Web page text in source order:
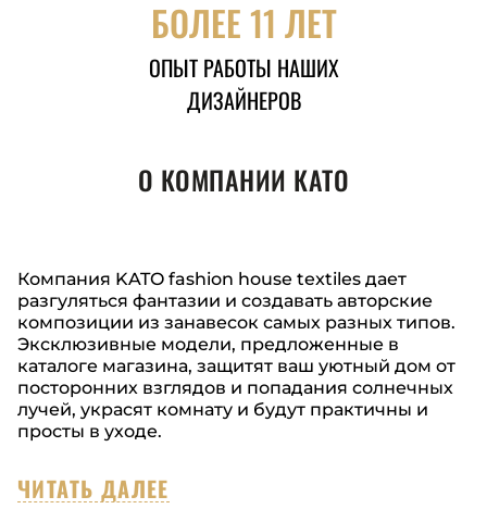
БОЛЕЕ 11 ЛЕТ
ОПЫТ РАБОТЫ НАШИХ
ДИЗАЙНЕРОВ
О КОМПАНИИ КАТО
Компания KATO fashion house textiles дает
разгуляться фантазии и создавать авторские
композиции из занавесок самых разных типов.
Эксклюзивные модели, предложенные в
каталоге магазина, защитят ваш уютный дом от
посторонних взглядов и попадания солнечных
лучей, украсят комнату и будут практичны и
просты в уходе.
ЧИТАТЬ ДАЛЕЕ